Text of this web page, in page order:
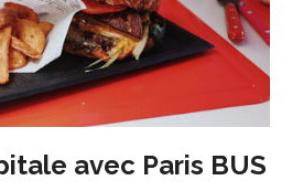
avec Paris BUS